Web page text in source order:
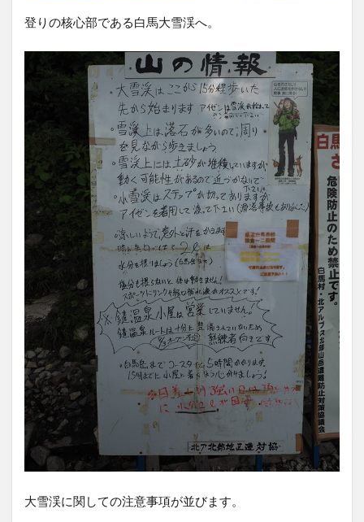
登りの核心部である白馬大雪渓へ。
大雪渓に関しての注意事項が並びます。